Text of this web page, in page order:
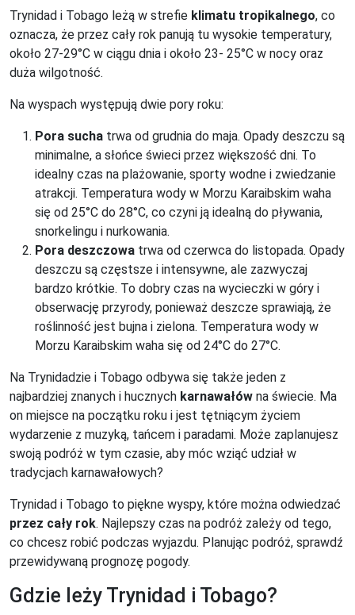
Trynidad i Tobago leżą w strefie klimatu tropikalnego, co
oznacza, że przez cały rok panują tu wysokie temperatury,
około 27-29°C w ciągu dnia i około 23- 25°C w nocy oraz
duża wilgotność.
Na wyspach występują dwie pory roku:
Pora sucha trwa od grudnia do maja. Opady deszczu są
minimalne, a słońce świeci przez większość dni. To
idealny czas na plażowanie, sporty wodne i zwiedzanie
atrakcji. Temperatura wody w Morzu Karaibskim waha
się od 25°C do 28°C, co czyni ją idealną do pływania,
snorkelingu i nurkowania.
Pora deszczowa trwa od czerwca do listopada. Opady
deszczu są częstsze i intensywne, ale zazwyczaj
bardzo krótkie. To dobry czas na wycieczki w góry i
obserwację przyrody, ponieważ deszcze sprawiają, że
roślinność jest bujna i zielona. Temperatura wody w
Morzu Karaibskim waha się od 24°C do 27°C.
Na Trynidadzie i Tobago odbywa się także jeden z
najbardziej znanych i hucznych karnawałów na świecie. Ma
on miejsce na początku roku i jest tętniącym życiem
wydarzenie z muzyką, tańcem i paradami. Może zaplanujesz
swoją podróż w tym czasie, aby móc wziąć udział w
tradycjach karnawałowych?
Trynidad i Tobago to piękne wyspy, które można odwiedzać
przez cały rok. Najlepszy czas na podróż zależy od tego,
co chcesz robić podczas wyjazdu. Planując podróż, sprawdź
przewidywaną prognozę pogody.
Gdzie leży Trynidad i Tobago?